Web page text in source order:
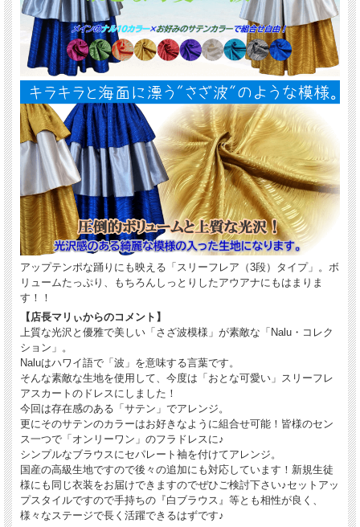
アップテンポな踊りにも映える「スリーフレア（3段）タイプ」。ボ
リュームたっぷり、もちろんしっとりしたアウアナにもはまりま
す！！
【店長マリぃからのコメント】
上質な光沢と優雅で美しい「さざ波模様」が素敵な「Nalu・コレク
ション」。
Naluはハワイ語で「波」を意味する言葉です。
そんな素敵な生地を使用して、今度は「おとな可愛い」スリーフレ
アスカートのドレスにしました！
今回は存在感のある「サテン」でアレンジ。
更にそのサテンのカラーはお好きなように組合せ可能！皆様のセン
ス一つで「オンリーワン」のフラドレスに♪
シンプルなブラウスにセパレート袖を付けてアレンジ。
国産の高級生地ですので後々の追加にも対応しています！新規生徒
様にも同じ衣装をお届けできますのでぜひご検討下さい♪セットアッ
プスタイルですので手持ちの『白ブラウス』等とも相性が良く、
様々なステージで長く活躍できるはずです♪